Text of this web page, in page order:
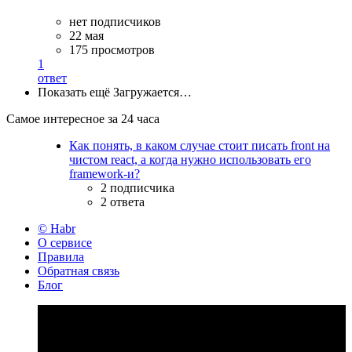
нет подписчиков
22 мая
175 просмотров
1
ответ
Показать ещё Загружается…
Самое интересное за 24 часа
Как понять, в каком случае стоит писать front на
чистом react, а когда нужно использовать его
framework-и?
2 подписчика
2 ответа
© Habr
О сервисе
Правила
Обратная связь
Блог